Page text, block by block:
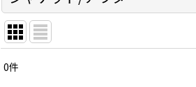
表示数
0件